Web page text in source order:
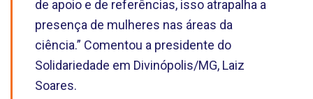
de apoio e de referências, isso atrapalha a
presença de mulheres nas áreas da
ciência.” Comentou a presidente do
Solidariedade em Divinópolis/MG, Laiz
Soares.